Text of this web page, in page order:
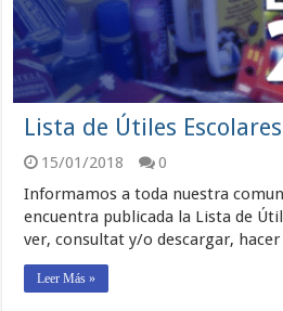
Lista de Útiles
15/01/2018
0
Informamos a toda nuestra
encuentra publicada la Lista de
ver, consultat y/o descargar, hacer
Leer Más »